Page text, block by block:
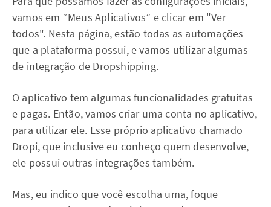
vamos em “Meus Aplicativos” e clicar em "Ver
todos". Nesta página, estão todas as automações
que a plataforma possui, e vamos utilizar algumas
de integração de Dropshipping.
O aplicativo tem algumas funcionalidades gratuitas
e pagas. Então, vamos criar uma conta no aplicativo,
para utilizar ele. Esse próprio aplicativo chamado
Dropi, que inclusive eu conheço quem desenvolve,
ele possui outras integrações também.
Mas, eu indico que você escolha uma, foque